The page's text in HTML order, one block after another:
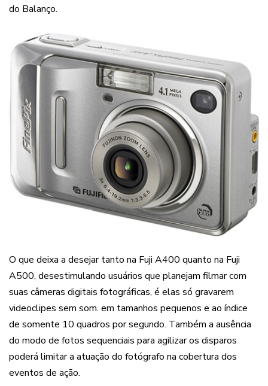
do Balanço.
O que deixa a desejar tanto na Fuji A400 quanto na Fuji
A500, desestimulando usuários que planejam filmar com
suas câmeras digitais fotográficas, é elas só gravarem
videoclipes sem som. em tamanhos pequenos e ao índice
de somente 10 quadros por segundo. Também a ausência
do modo de fotos sequenciais para agilizar os disparos
poderá limitar a atuação do fotógrafo na cobertura dos
eventos de ação.